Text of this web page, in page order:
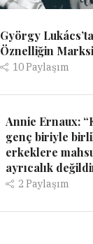
György
Öznelliğin
10Paylaşım
Annie Ernaux:
genç biriyle
erkeklere
ayrıcalık
2Paylaşım